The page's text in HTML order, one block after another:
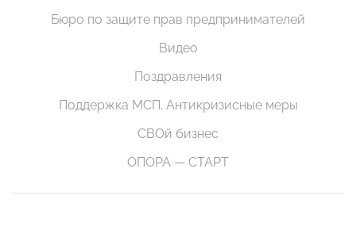
Бюро по защите прав предпринимателей
Видео
Поздравления
Поддержка МСП. Антикризисные меры
СВОй бизнес
ОПОРА — СТАРТ